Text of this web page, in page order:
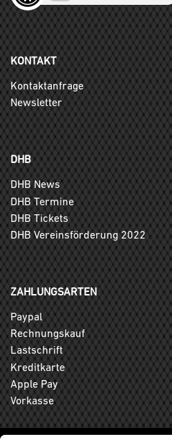
KONTAKT
Kontaktanfrage
Newsletter
DHB
DHB News
DHB Termine
DHB Tickets
DHB Vereinsförderung 2022
ZAHLUNGSARTEN
Paypal
Rechnungskauf
Lastschrift
Kreditkarte
Apple Pay
Vorkasse